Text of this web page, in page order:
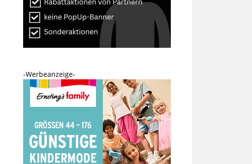
-Werbeanzeige-